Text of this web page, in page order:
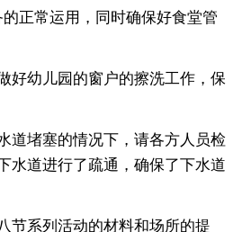
正常运用，同时确保好食堂管
好幼儿园的窗户的擦洗工作，保
道堵塞的情况下，请各方人员检
水道进行了疏通，确保了下水道
节系列活动的材料和场所的提